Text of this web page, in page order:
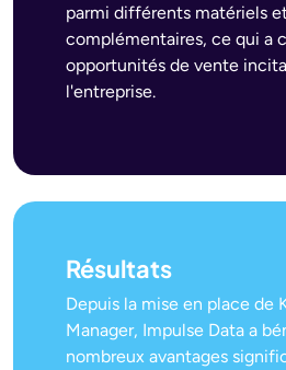
parmi différents matériels
complémentaires, ce qui a
opportunités de vente
l'entreprise.
Résultats
Depuis la mise en place de
Manager, Impulse Data a
nombreux avantages